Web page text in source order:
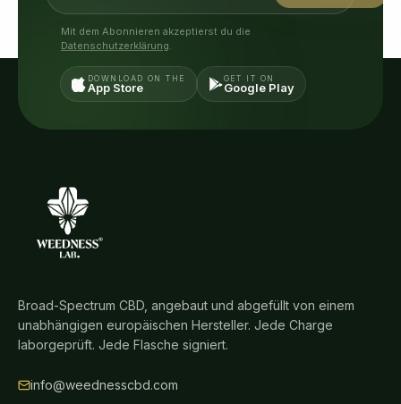
Mit dem Abonnieren akzeptierst du die
Datenschutzerklärung
DOWNLOAD ON THE
App Store
GET IT ON
Google Play
Broad-Spectrum CBD, angebaut und abgefüllt von einem
unabhängigen europäischen Hersteller. Jede Charge
laborgeprüft. Jede Flasche signiert.
info@weednesscbd.com